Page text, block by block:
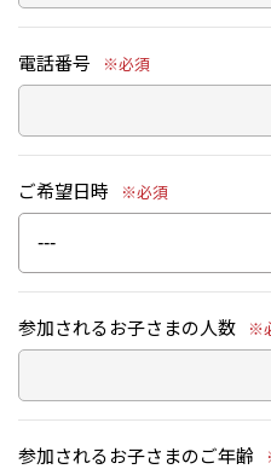
電話番号 ※必須
ご希望日時 ※必須
参加されるお子さまの人数 ※
参加されるお子さまのご年齢